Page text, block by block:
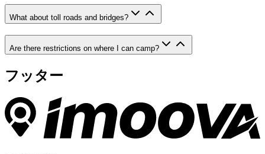
What about toll roads and bridges?
Are there restrictions on where I can camp?
フッター